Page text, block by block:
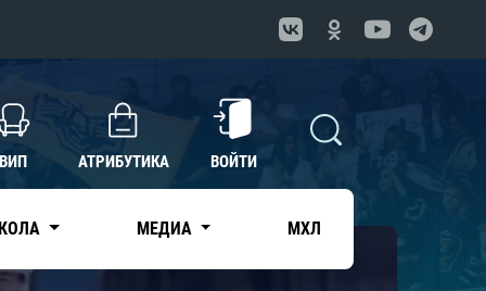
ВИП АТРИБУТИКА ВОЙТИ
МЕДИА МХЛ